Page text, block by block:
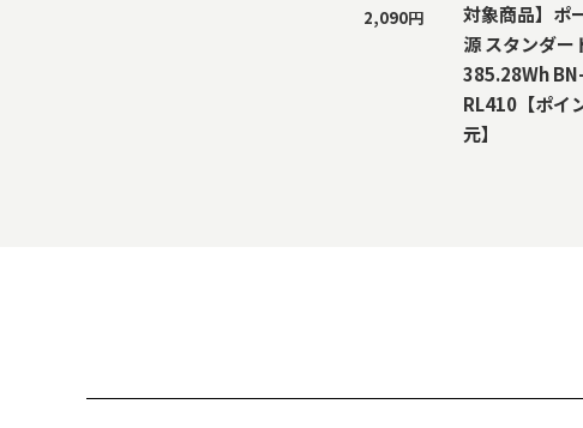
2,090円
対象商品】ポ
源 スタンダー
385.28Wh BN-
RL410【ポイ
元】